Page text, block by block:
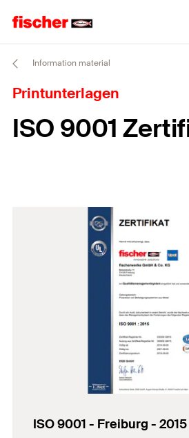
Information material
Printunterlagen
ISO 9001
ISO 9001 - Freiburg - 2015